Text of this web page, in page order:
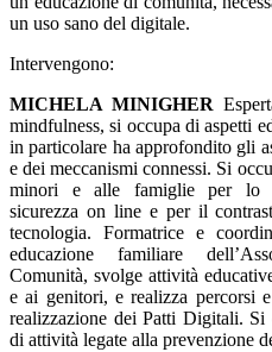
un uso sano del digitale.
Intervengono:
MICHELA MINIGHER
mindfulness, si occupa di aspetti
in particolare ha approfondito gli
e dei meccanismi connessi. Si
minori e alle famiglie per lo
sicurezza on line e per il
tecnologia. Formatrice e
educazione familiare
Comunità, svolge attività
e ai genitori, e realizza percorsi
realizzazione dei Patti Digitali.
di attività legate alla prevenzione